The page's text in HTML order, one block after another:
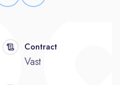
Contract
Vast